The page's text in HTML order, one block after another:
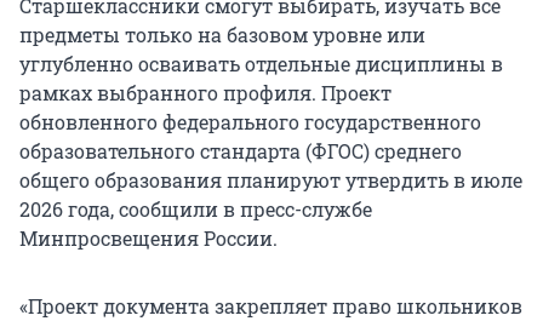
Старшеклассники смогут выбирать, изучать все
предметы только на базовом уровне или
углубленно осваивать отдельные дисциплины в
рамках выбранного профиля. Проект
обновленного федерального государственного
образовательного стандарта (ФГОС) среднего
общего образования планируют утвердить в июле
2026 года, сообщили в пресс-службе
Минпросвещения России.
«Проект документа закрепляет право школьников